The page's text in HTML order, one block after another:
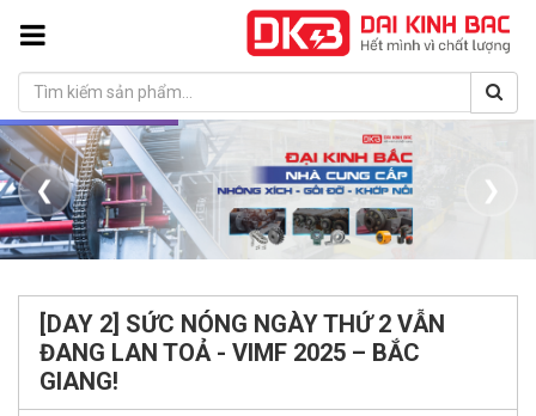
❮ ❯
[DAY 2] SỨC NÓNG NGÀY THỨ 2 VẪN
ĐANG LAN TOẢ - VIMF 2025 – BẮC
GIANG!